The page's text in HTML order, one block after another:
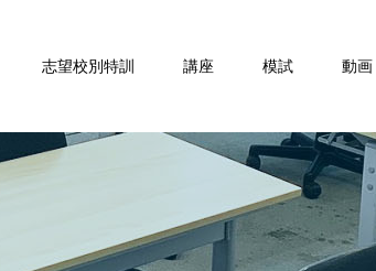
志望校別特訓 講座 模試 動画